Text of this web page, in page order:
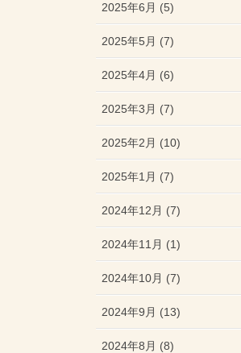
2025年6月 (5)
2025年5月 (7)
2025年4月 (6)
2025年3月 (7)
2025年2月 (10)
2025年1月 (7)
2024年12月 (7)
2024年11月 (1)
2024年10月 (7)
2024年9月 (13)
2024年8月 (8)